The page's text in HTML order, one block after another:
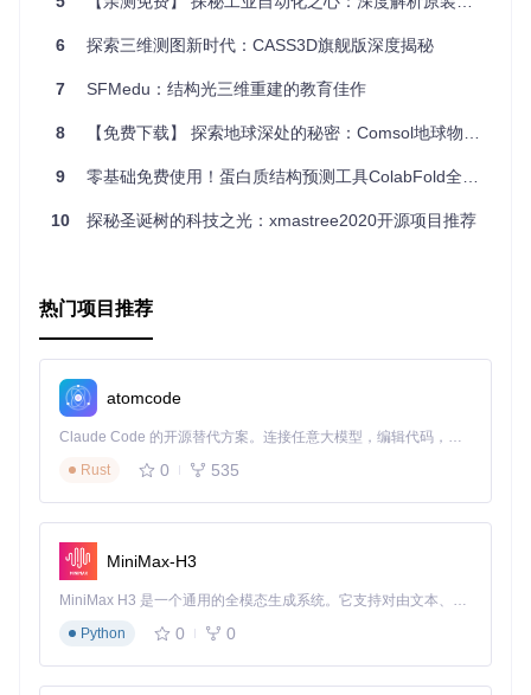
和OSX系统。
广泛的文件格式支持 ：能够读写PLY、OFF、OBJ等多种3
D模型格式，还能读取3DS、SM、RAY等格式。
易用性 ：只需包含头文件，添加静态库路径，即可在项目
强大功能：内建顶点平滑、曲率计算、三角形剥离、连接
扩展性：API清晰，便于自定义实现或集成其他算法。
总的来说，无论您是专业开发人员还是对3D几何处理感兴趣的
6 探索三维测图新时代：CASS3D旗舰版深度揭秘
7 SFMedu：结构光三维重建的教育佳作
8 【免费下载】 探索地球深处的秘密：Comsol地球物理反演资源推荐
9 零基础免费使用！蛋白质结构预测工具ColabFold全攻略
10 探秘圣诞树的科技之光：xmastree2020开源项目推荐
热门项目推荐
atomcode
Claude Code 的开源替代方案。连接任意大模型，编辑代码，运行命令，自动验证 — 全自动执行。用 Rust 构建，极致性能。 ｜ An open-source alternative to Claude Code. Connect any LLM, edit code, run commands, and verify changes — autonomously. Built in Rust for speed. Get Started
Rust
0 535
MiniMax-H3
MiniMax H3 是一个通用的全模态生成系统。它支持对由文本、图像、视频和音频组成的多模态上下文进行统一理解，并能生成分辨率高达 2K、时长可达 15 秒的带原生立体声音频的视频。得益于面向任务泛化的系统设计，H3 在预训练阶段就已具备广泛的多模态上下文理解与生成能力，能够出色地执行复杂的多模态指令。
Python
0 0